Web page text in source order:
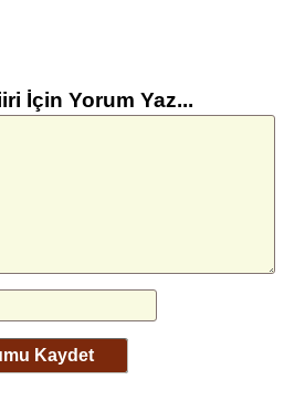
İçin Yorum Yaz...
Kaydet